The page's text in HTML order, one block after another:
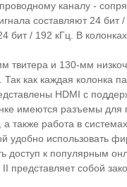
каналу -
составляют 24
бит / 192 кГц. В
твитера и 130-мм
Так как каждая
HDMI с
имеются разъемы для
также работа в
удобно
к популярным
собой